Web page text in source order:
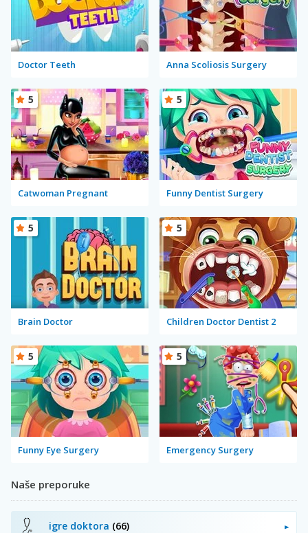
Doctor Teeth Anna Scoliosis Surgery
Catwoman Pregnant
5
Funny Dentist Surgery
5
Brain Doctor
5
Children Doctor Dentist 2
5
Funny Eye Surgery
5
Emergency Surgery
5
Naše preporuke
igre doktora (66)